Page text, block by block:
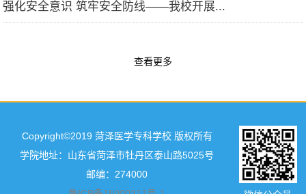
强化安全意识 筑牢安全防线——我校开展...
查看更多
Copyright©2019 菏泽医学专科学校 版权所有
学院地址：山东省菏泽市牡丹区泰山路5025号
邮编：274000